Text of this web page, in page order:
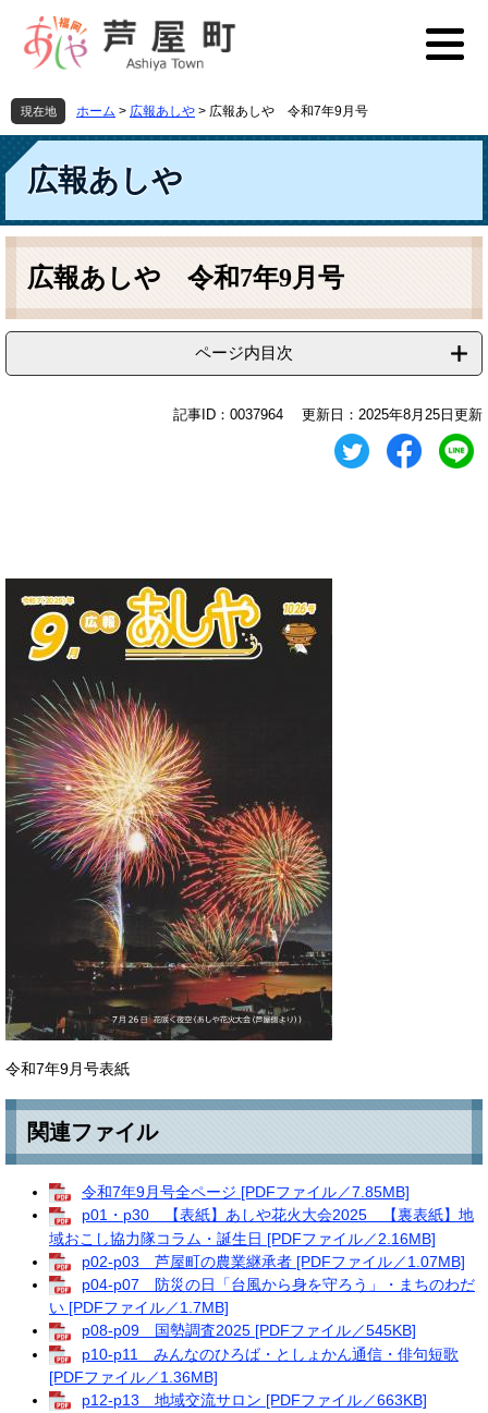
先
頭
す
を
飛
し
本
文
現在地 ホーム > 広報あしや > 広報あしや 令和7年9月号
広報あしや
本
広報あしや 令和7年9月号
ページ内目次
記事ID：0037964 更新日：2025年8月25日更新
令和7年9月号表紙
関連ファイル
令和7年9月号全ページ [PDFファイル／7.85MB]
p01・p30 【表紙】あしや花火大会2025 【裏表紙】地
域おこし協力隊コラム・誕生日 [PDFファイル／2.16MB]
p02-p03 芦屋町の農業継承者 [PDFファイル／1.07MB]
p04-p07 防災の日「台風から身を守ろう」・まちのわだ
い [PDFファイル／1.7MB]
p08-p09 国勢調査2025 [PDFファイル／545KB]
p10-p11 みんなのひろば・としょかん通信・俳句短歌
[PDFファイル／1.36MB]
p12-p13 地域交流サロン [PDFファイル／663KB]